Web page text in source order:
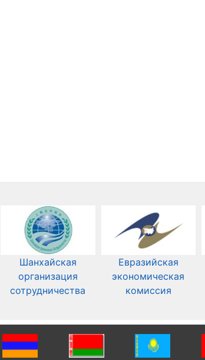
Шанхайская
организация
сотрудничества
Евразийская
экономическая
комиссия